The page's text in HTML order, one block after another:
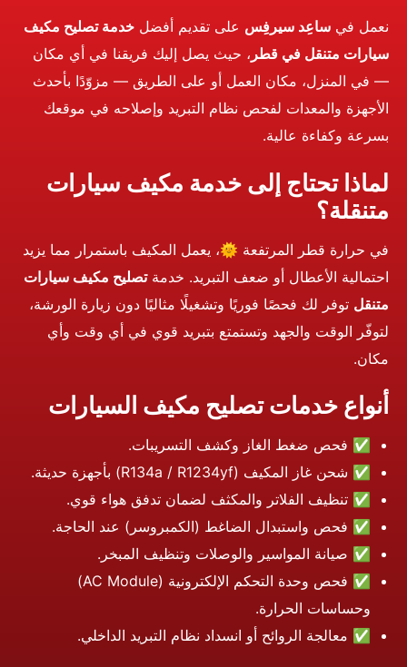
نعمل في ساعِد سيرفِس على تقديم أفضل خدمة تصليح مكيف
سيارات متنقل في قطر ، حيث يصل إليك فريقنا في أي مكان
— في المنزل، مكان العمل أو على الطريق — مزوّدًا بأحدث
الأجهزة والمعدات لفحص نظام التبريد وإصلاحه في موقعك
بسرعة وكفاءة عالية.
لماذا تحتاج إلى خدمة مكيف سيارات
متنقلة؟
في حرارة قطر المرتفعة 🌞، يعمل المكيف باستمرار مما يزيد
احتمالية الأعطال أو ضعف التبريد. خدمةتصليح مكيف سيارات
متنقل توفر لك فحصًا فوريًا وتشغيلًا مثاليًا دون زيارة الورشة،
لتوفّر الوقت والجهد وتستمتع بتبريد قوي في أي وقت وأي
مكان.
أنواع خدمات تصليح مكيف السيارات
✅ فحص ضغط الغاز وكشف التسريبات.
✅ شحن غاز المكيف (R134a / R1234yf) بأجهزة حديثة.
✅ تنظيف الفلاتر والمكثف لضمان تدفق هواء قوي.
✅ فحص واستبدال الضاغط (الكمبروسر) عند الحاجة.
✅ صيانة المواسير والوصلات وتنظيف المبخر.
✅ فحص وحدة التحكم الإلكترونية (AC Module)
وحساسات الحرارة.
✅ معالجة الروائح أو انسداد نظام التبريد الداخلي.